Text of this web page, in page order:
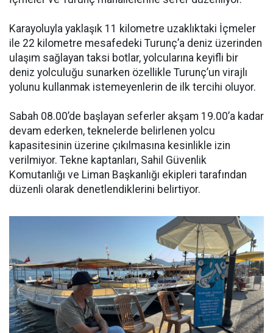
Karayoluyla yaklaşık 11 kilometre uzaklıktaki İçmeler
ile 22 kilometre mesafedeki Turunç’a deniz üzerinden
ulaşım sağlayan taksi botlar, yolcularına keyifli bir
deniz yolculuğu sunarken özellikle Turunç’un virajlı
yolunu kullanmak istemeyenlerin de ilk tercihi oluyor.
Sabah 08.00’de başlayan seferler akşam 19.00’a kadar
devam ederken, teknelerde belirlenen yolcu
kapasitesinin üzerine çıkılmasına kesinlikle izin
verilmiyor. Tekne kaptanları, Sahil Güvenlik
Komutanlığı ve Liman Başkanlığı ekipleri tarafından
düzenli olarak denetlendiklerini belirtiyor.